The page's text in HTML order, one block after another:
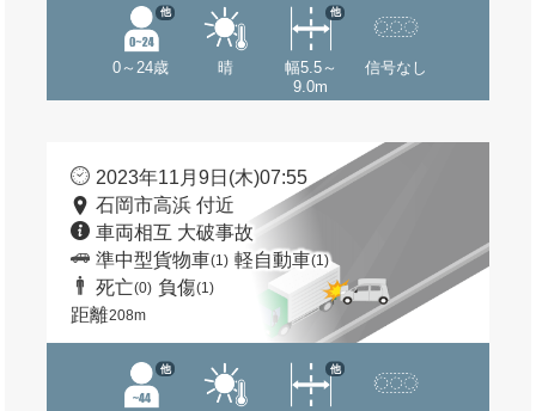
0～24歳
他
晴
幅5.5～
9.0m
他
信号なし
2023年11月9日(木)07:55
石岡市高浜 付近
車両相互 大破事故
準中型貨物車(1) 軽自動車(1)
死亡(0) 負傷(1)
距離208m
他 他